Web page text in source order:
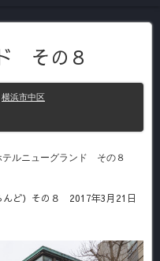
その８
横浜市中区
テルニューグランド その８
んど）その８ 2017年3月21日